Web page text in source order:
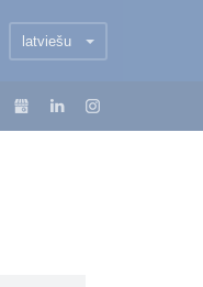
latviešu